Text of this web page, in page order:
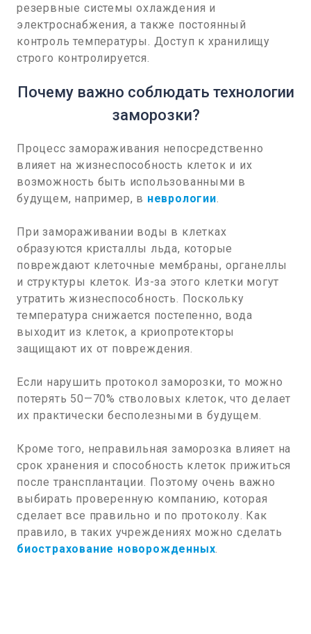
резервные системы охлаждения и
электроснабжения, а также постоянный
контроль температуры. Доступ к хранилищу
строго контролируется.
Почему важно соблюдать технологии
заморозки?
Процесс замораживания непосредственно
влияет на жизнеспособность клеток и их
возможность быть использованными в
будущем, например, в неврологии
При замораживании воды в клетках
образуются кристаллы льда, которые
повреждают клеточные мембраны, органеллы
и структуры клеток. Из-за этого клетки могут
утратить жизнеспособность. Поскольку
температура снижается постепенно, вода
выходит из клеток, а криопротекторы
защищают их от повреждения.
Если нарушить протокол заморозки, то можно
потерять 50—70% стволовых клеток, что делает
их практически бесполезными в будущем.
Кроме того, неправильная заморозка влияет на
срок хранения и способность клеток прижиться
после трансплантации. Поэтому очень важно
выбирать проверенную компанию, которая
сделает все правильно и по протоколу. Как
правило, в таких учреждениях можно сделать
биострахование новорожденных